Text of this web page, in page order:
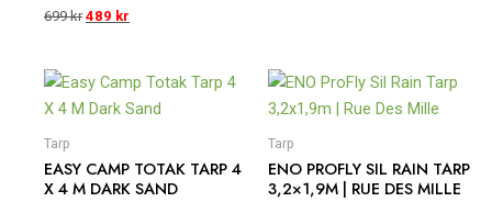
699kr 489 kr
Tarp
EASY CAMP TOTAK TARP 4
X 4 M DARK SAND
Tarp
ENO PROFLY SIL RAIN TARP
3,2×1,9M | RUE DES MILLE